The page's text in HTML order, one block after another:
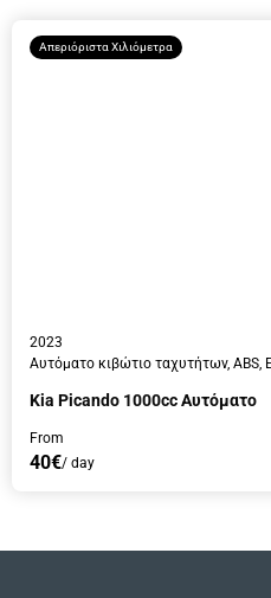
Απεριόριστα Χιλιόμετρα
2023
Αυτόματο κιβώτιο ταχυτήτων, ABS,
Kia Picando 1000cc Αυτόματο
From
40€/ day